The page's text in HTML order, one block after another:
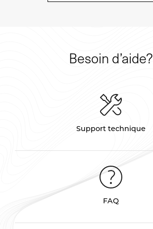
Besoin d’aide?
Support technique
FAQ